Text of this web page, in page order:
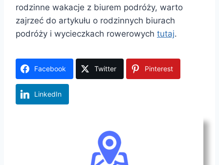
rodzinne wakacje z biurem podróży, warto
zajrzeć do artykułu o rodzinnych biurach
podróży i wycieczkach rowerowych tutaj.
Facebook Twitter Pinterest
LinkedIn